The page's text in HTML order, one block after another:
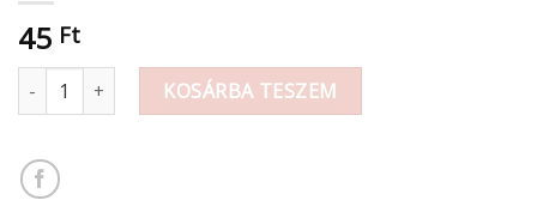
45 Ft
Szalvéta levendulás mennyiségKOSÁRBA TESZEM